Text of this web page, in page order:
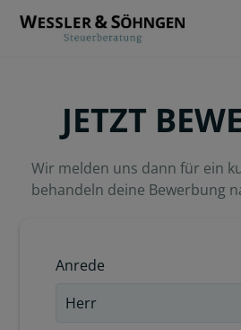
JETZT
Wir melden uns dann für ein
behandeln deine Bewerbung
Anrede